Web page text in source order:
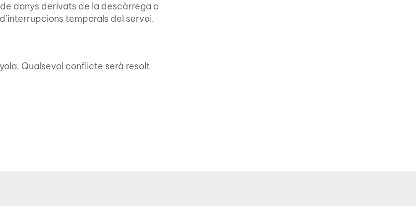
danys derivats de la descàrrega o
temporals del servei.
Qualsevol conflicte serà resolt